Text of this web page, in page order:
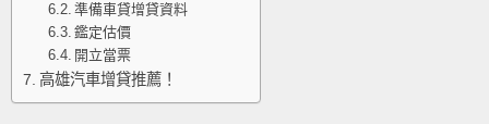
準備車貸增貸資料
鑑定估價
開立當票
高雄汽車增貸推薦！